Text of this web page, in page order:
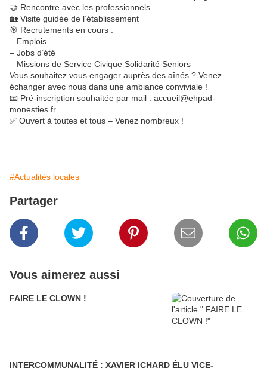
🤝 Rencontre avec les professionnels
🏡 Visite guidée de l’établissement
🎯 Recrutements en cours :
– Emplois
– Jobs d’été
– Missions de Service Civique Solidarité Seniors
Vous souhaitez vous engager auprès des aînés ? Venez
échanger avec nous dans une ambiance conviviale !
📧 Pré-inscription souhaitée par mail : accueil@ehpad-
monesties.fr
✅ Ouvert à toutes et tous – Venez nombreux !
#Actualités locales
Partager
Vous aimerez aussi
FAIRE LE CLOWN !
INTERCOMMUNALITÉ : XAVIER ICHARD ÉLU VICE-